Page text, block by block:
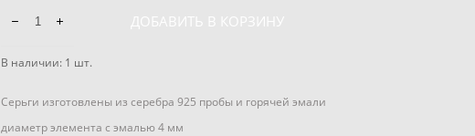
В наличии: 1 шт.
ДОБАВИТЬ В КОРЗИНУ
Серьги изготовлены из серебра 925 пробы и горячей эмали
диаметр элемента с эмалью 4 мм